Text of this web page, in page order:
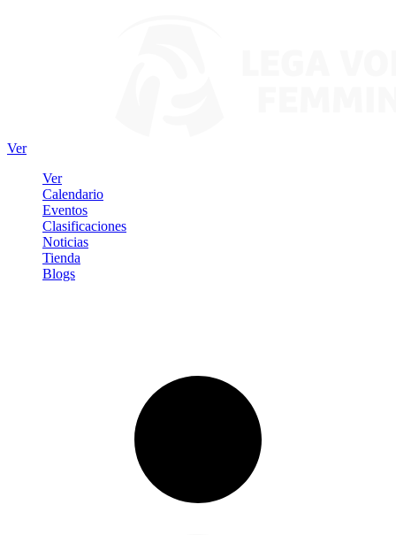
Ver
Ver
Calendario
Eventos
Clasificaciones
Noticias
Tienda
Blogs